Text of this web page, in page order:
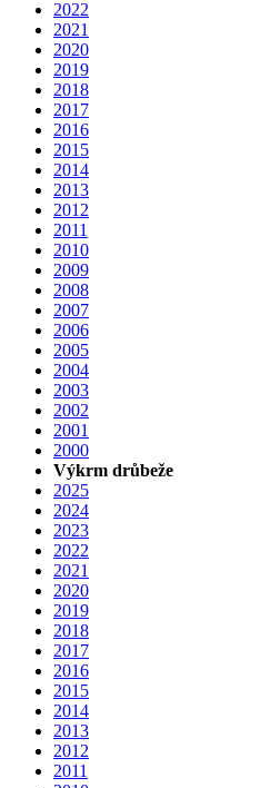
2022
2021
2020
2019
2018
2017
2016
2015
2014
2013
2012
2011
2010
2009
2008
2007
2006
2005
2004
2003
2002
2001
2000
Výkrm drůbeže
2025
2024
2023
2022
2021
2020
2019
2018
2017
2016
2015
2014
2013
2012
2011